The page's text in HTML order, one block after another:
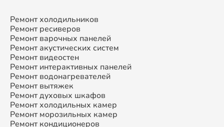
Ремонт холодильников
Ремонт ресиверов
Ремонт варочных панелей
Ремонт акустических систем
Ремонт видеостен
Ремонт интерактивных панелей
Ремонт водонагревателей
Ремонт вытяжек
Ремонт духовых шкафов
Ремонт холодильных камер
Ремонт морозильных камер
Ремонт кондиционеров